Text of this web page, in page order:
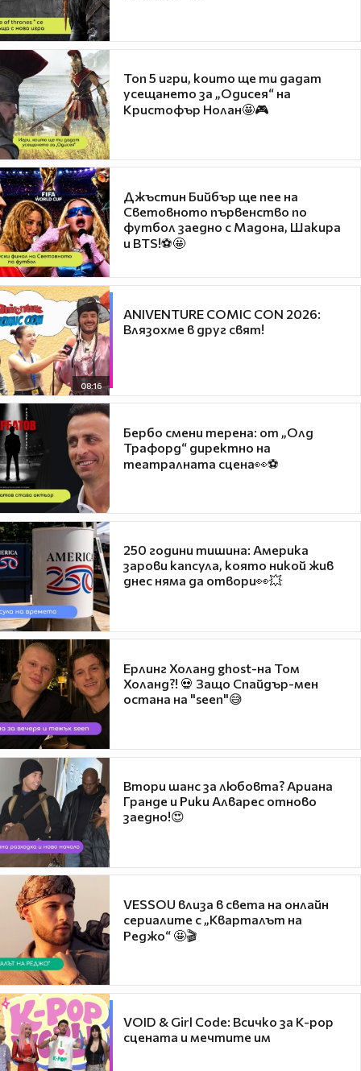
Топ 5 игри, които ще ти дадат
усещането за „Одисея“ на
Кристофър Нолан🤩🎮
Джъстин Бийбър ще пее на
Световното първенство по
футбол заедно с Мадона, Шакира
и BTS!⚽🤩
08:16
ANIVENTURE COMIC CON 2026:
Влязохме в друг свят!
Бербо смени терена: от „Олд
Трафорд“ директно на
театралната сцена👀⚽
250 години тишина: Америка
зарови капсула, която никой жив
днес няма да отвори👀💥
Ерлинг Холанд ghost-на Том
Холанд?! 💀 Защо Спайдър-мен
остана на "seen"😅
Втори шанс за любовта? Ариана
Гранде и Рики Алварес отново
заедно!😍
VESSOU влиза в света на онлайн
сериалите с „Кварталът на
Реджо“ 🤩🎬
VOID & Girl Code: Всичко за K-pop
сцената и мечтите им